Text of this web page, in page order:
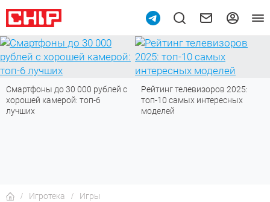
Рейтинг телевизоров 2025:
топ-10 самых интересных
моделей
Большой гид по технике от
CHIP: что выбирать, что
покупать
Игротека Игры